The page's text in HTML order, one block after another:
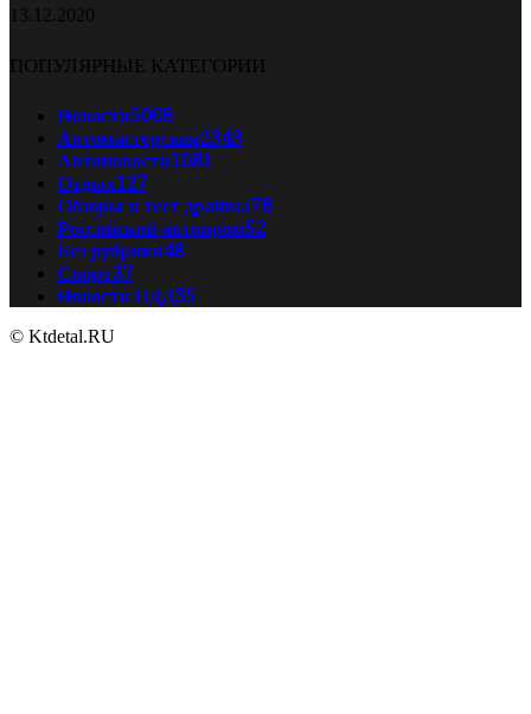
13.12.2020
ПОПУЛЯРНЫЕ КАТЕГОРИИ
Новости5068
Автомастерская2343
Автоновости1081
Отдых127
Обзоры и тест драйвы78
Российский автопром52
Без рубрики48
Спорт37
Новости ПДД35
© Ktdetal.RU